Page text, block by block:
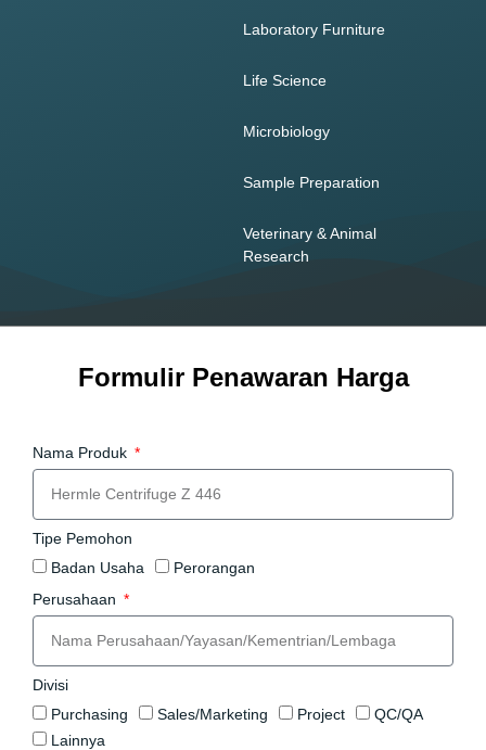
Laboratory Furniture
Life Science
Microbiology
Sample Preparation
Veterinary & Animal
Research
Formulir Penawaran Harga
Nama Produk
Tipe Pemohon
Badan Usaha
Perorangan
Perusahaan
Divisi
Purchasing
Sales/Marketing Project
QC/QA
Lainnya